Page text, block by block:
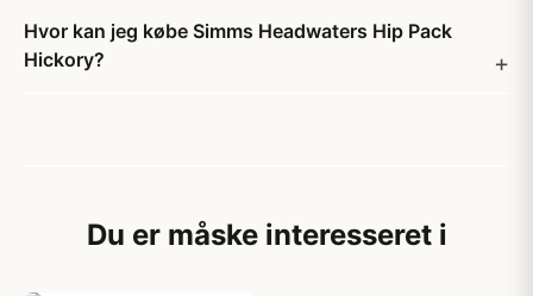
Hvor kan jeg købe Simms Headwaters Hip Pack
Hickory?
Du er måske interesseret i